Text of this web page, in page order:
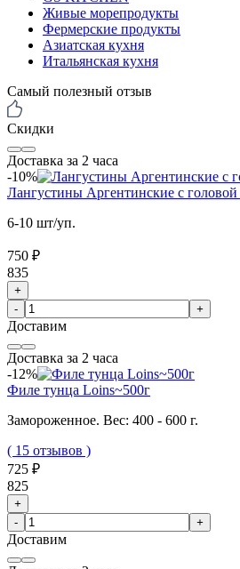
Живые морепродукты
Фермерские продукты
Азиатская кухня
Итальянская кухня
Самый полезный отзыв
Скидки
Доставка за 2 часа
-10%
Лангустины Аргентинские с
6-10 шт/уп.
750 ₽
835
+
-
+
Доставим
Доставка за 2 часа
-12%
Филе тунца Loins~500г
Замороженное. Вес: 400 - 600 г.
( 15 отзывов )
725 ₽
825
+
-
+
Доставим